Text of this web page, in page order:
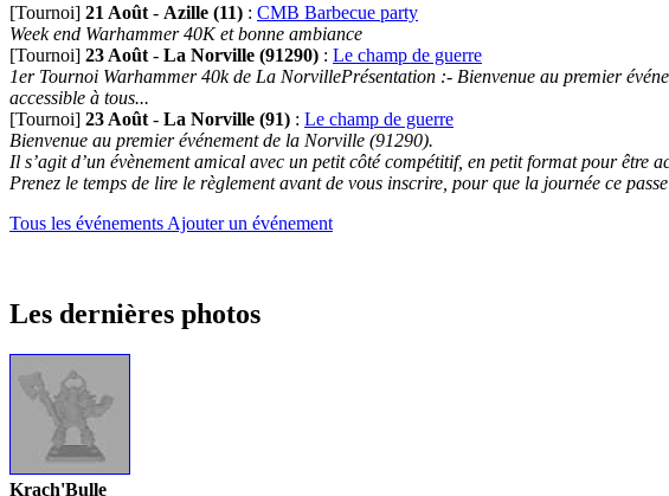
[Tournoi] 21 Août - Azille (11) : CMB Barbecue party
Week end Warhammer 40K et bonne ambiance
[Tournoi] 23 Août - La Norville (91290) : Le champ de guerre
1er Tournoi Warhammer 40k de La NorvillePrésentation :- Bienvenue au premier
accessible à tous...
[Tournoi] 23 Août - La Norville (91) : Le champ de guerre
Bienvenue au premier événement de la Norville (91290).
Il s’agit d’un évènement amical avec un petit côté compétitif, en petit format pour être
Prenez le temps de lire le règlement avant de vous inscrire, pour que la journée ce
Tous les événements Ajouter un événement
Les dernières photos
Krach'Bulle